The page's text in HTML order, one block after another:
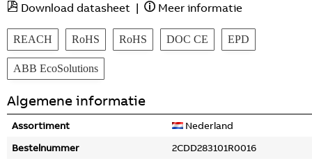
Download datasheet | Meer informatie
REACH RoHS RoHS DOC CE EPD
ABB EcoSolutions
Algemene informatie
Assortiment
Nederland
Bestelnummer
2CDD283101R0016